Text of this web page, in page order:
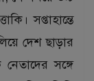
সপ্তাহান্তে
দেশ ছাড়ার
সঙ্গে